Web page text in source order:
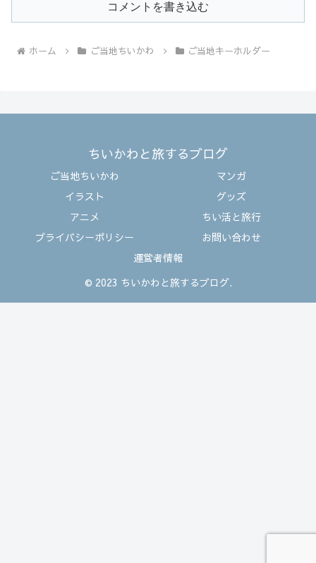
コメントを書き込む
ホーム ご当地ちいかわ ご当地キーホルダー
ちいかわと旅するブログ
ご当地ちいかわ
マンガ
イラスト
グッズ
アニメ
ちい活と旅行
プライバシーポリシー
お問い合わせ
運営者情報
© 2023 ちいかわと旅するブログ.